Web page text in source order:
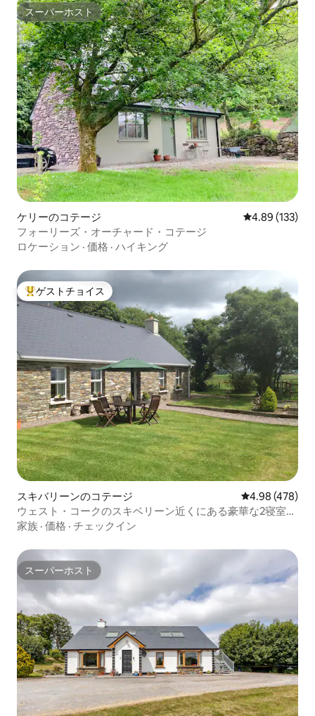
スーパーホスト
スーパーホスト
ケリーのコテージ レビュー133
4.89 (133)
フォーリーズ・オーチャード・コテージ
ロケーション · 価格 · ハイキング
大好評のゲストチョイスです。
ゲストチョイス
スキバリーンのコテージ レビュー478
4.98 (478)
ウェスト・コークのスキベリーン近くにある豪華な2寝室の
コテージ
家族 · 価格 · チェックイン
スーパーホスト
スーパーホスト